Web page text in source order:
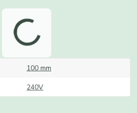
100 mm
240V